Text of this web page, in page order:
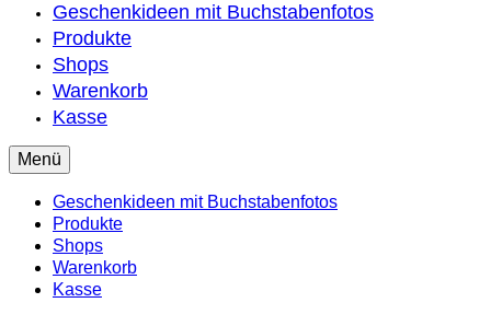
Geschenkideen mit Buchstabenfotos
Produkte
Shops
Warenkorb
Kasse
Menü
Geschenkideen mit Buchstabenfotos
Produkte
Shops
Warenkorb
Kasse